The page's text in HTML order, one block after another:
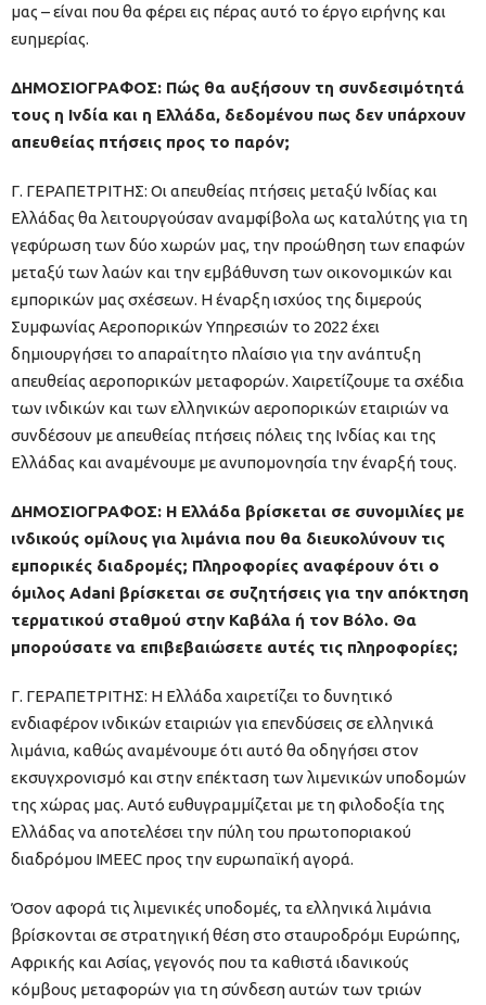
μας – είναι που θα φέρει εις πέρας αυτό το έργο ειρήνης και
ευημερίας.
ΔΗΜΟΣΙΟΓΡΑΦΟΣ: Πώς θα αυξήσουν τη συνδεσιμότητά
τους η Ινδία και η Ελλάδα, δεδομένου πως δεν υπάρχουν
απευθείας πτήσεις προς το παρόν;
Γ. ΓΕΡΑΠΕΤΡΙΤΗΣ: Οι απευθείας πτήσεις μεταξύ Ινδίας και
Ελλάδας θα λειτουργούσαν αναμφίβολα ως καταλύτης για τη
γεφύρωση των δύο χωρών μας, την προώθηση των επαφών
μεταξύ των λαών και την εμβάθυνση των οικονομικών και
εμπορικών μας σχέσεων. Η έναρξη ισχύος της διμερούς
Συμφωνίας Αεροπορικών Υπηρεσιών το 2022 έχει
δημιουργήσει το απαραίτητο πλαίσιο για την ανάπτυξη
απευθείας αεροπορικών μεταφορών. Χαιρετίζουμε τα σχέδια
των ινδικών και των ελληνικών αεροπορικών εταιριών να
συνδέσουν με απευθείας πτήσεις πόλεις της Ινδίας και της
Ελλάδας και αναμένουμε με ανυπομονησία την έναρξή τους.
ΔΗΜΟΣΙΟΓΡΑΦΟΣ: Η Ελλάδα βρίσκεται σε συνομιλίες με
ινδικούς ομίλους για λιμάνια που θα διευκολύνουν τις
εμπορικές διαδρομές; Πληροφορίες αναφέρουν ότι ο
όμιλος Adani βρίσκεται σε συζητήσεις για την απόκτηση
τερματικού σταθμού στην Καβάλα ή τον Βόλο. Θα
μπορούσατε να επιβεβαιώσετε αυτές τις πληροφορίες;
Γ. ΓΕΡΑΠΕΤΡΙΤΗΣ: Η Ελλάδα χαιρετίζει το δυνητικό
ενδιαφέρον ινδικών εταιριών για επενδύσεις σε ελληνικά
λιμάνια, καθώς αναμένουμε ότι αυτό θα οδηγήσει στον
εκσυγχρονισμό και στην επέκταση των λιμενικών υποδομών
της χώρας μας. Αυτό ευθυγραμμίζεται με τη φιλοδοξία της
Ελλάδας να αποτελέσει την πύλη του πρωτοποριακού
διαδρόμου IMEEC προς την ευρωπαϊκή αγορά.
Όσον αφορά τις λιμενικές υποδομές, τα ελληνικά λιμάνια
βρίσκονται σε στρατηγική θέση στο σταυροδρόμι Ευρώπης,
Αφρικής και Ασίας, γεγονός που τα καθιστά ιδανικούς
κόμβους μεταφορών για τη σύνδεση αυτών των τριών